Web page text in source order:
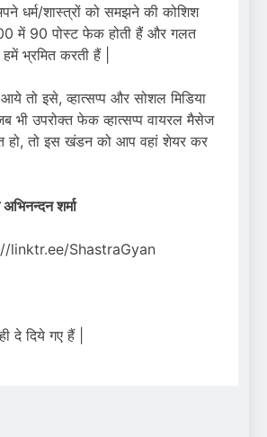
धर्म/शास्त्रों को समझने की कोशिश
में 90 पोस्ट फेक होती हैं और गलत
भ्रमित करती हैं |
तो इसे, व्हात्सप्प और सोशल मिडिया
भी उपरोक्त फेक व्हात्सप्प वायरल मैसेज
हो, तो इस खंडन को आप वहां शेयर कर
शर्मा
linktr.ee/ShastraGyan
दे दिये गए हैं |